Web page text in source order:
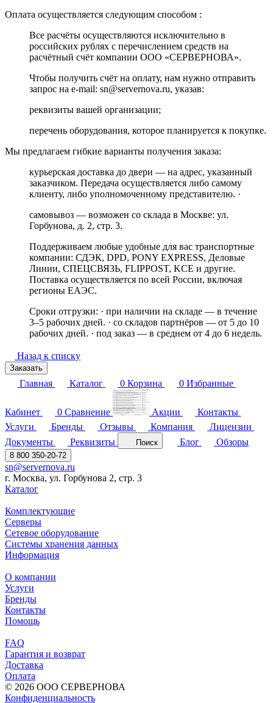
Оплата осуществляется следующим способом :
Все расчёты осуществляются исключительно в
российских рублях с перечислением средств на
расчётный счёт компании ООО «СЕРВЕРНОВА».
Чтобы получить счёт на оплату, нам нужно отправить
запрос на e-mail: sn@servernova.ru, указав:
реквизиты вашей организации;
перечень оборудования, которое планируется к покупке.
Мы предлагаем гибкие варианты получения заказа:
курьерская доставка до двери — на адрес, указанный
заказчиком. Передача осуществляется либо самому
клиенту, либо уполномоченному представителю. ·
самовывоз — возможен со склада в Москве: ул.
Горбунова, д. 2, стр. 3.
Поддерживаем любые удобные для вас транспортные
компании: СДЭК, DPD, PONY EXPRESS, Деловые
Линии, СПЕЦСВЯЗЬ, FLIPPOST, KCE и другие.
Поставка осуществляется по всей России, включая
регионы ЕАЭС.
Сроки отгрузки: · при наличии на складе — в течение
3–5 рабочих дней. · со складов партнёров — от 5 до 10
рабочих дней. · под заказ — в среднем от 4 до 6 недель.
Назад к списку
Заказать
Главная Каталог 0 Корзина 0 Избранные
Кабинет 0 Сравнение Акции
Контакты
Услуги
Бренды Отзывы Компания
Лицензии
Документы
Реквизиты Поиск Блог Обзоры
8 800 350-20-72
sn@servernova.ru
г. Москва, ул. Горбунова 2, стр. 3
Каталог
Комплектующие
Серверы
Сетевое оборудование
Системы хранения данных
Информация
О компании
Услуги
Бренды
Контакты
Помощь
FAQ
Гарантия и возврат
Доставка
Оплата
© 2026 ООО СЕРВЕРНОВА
Конфиденциальность